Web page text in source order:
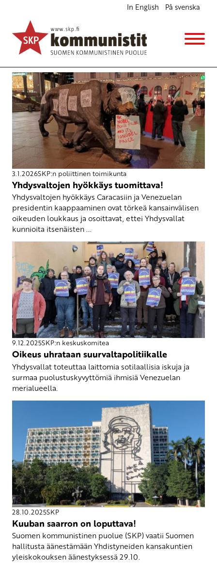
In English På svenska
yhdysvallat
3.1.2026SKP:n poliittinen toimikunta
Yhdysvaltojen hyökkäys tuomittava!
Yhdysvaltojen hyökkäys Caracasiin ja Venezuelan
presidentin kaappaaminen ovat törkeä kansainvälisen
oikeuden loukkaus ja osoittavat, ettei Yhdysvallat
kunnioita itsenäisten ...
9.12.2025SKP:n keskuskomitea
Oikeus uhrataan suurvaltapolitiikalle
Yhdysvallat toteuttaa laittomia sotilaallisia iskuja ja
surmaa puolustuskyvyttömiä ihmisiä Venezuelan
merialueella.
28.10.2025SKP
Kuuban saarron on loputtava!
Suomen kommunistinen puolue (SKP) vaatii Suomen
hallitusta äänestämään Yhdistyneiden kansakuntien
yleiskokouksen äänestyksessä 29.10.